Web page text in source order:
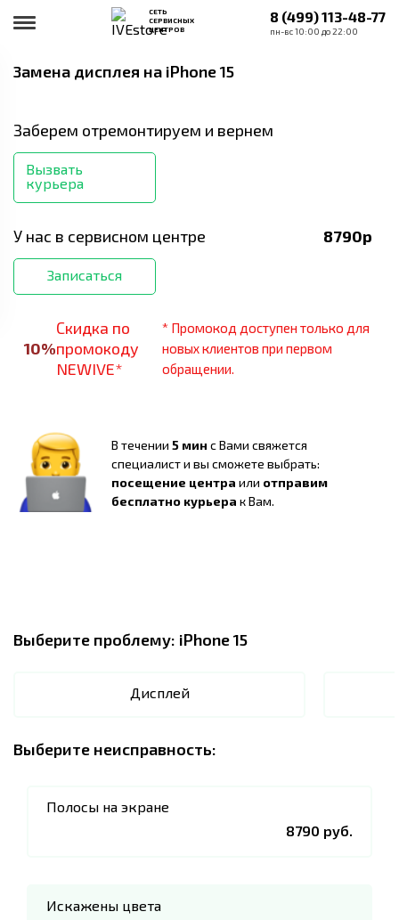
СЕТЬ
СЕРВИСНЫХ
ЦЕНТРОВ
8 (499) 113-48-77
пн-вс 10:00 до 22:00
Замена дисплея на iPhone 15
Заберем отремонтируем и вернем
Вызвать
курьера
У нас в сервисном центре 8790р
Записаться
10%
Скидка по
промокоду
NEWIVE*
* Промокод доступен только для
новых клиентов при первом
обращении.
В течении 5 мин с Вами свяжется
специалист и вы сможете выбрать:
посещение центра или отправим
бесплатно курьера к Вам.
Выберите проблему: iPhone 15
Дисплей
Выберите неисправность:
Полосы на экране
8790 руб.
Искажены цвета